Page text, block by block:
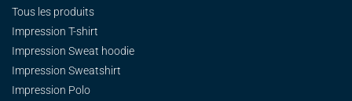
Tous les produits
Impression T-shirt
Impression Sweat hoodie
Impression Sweatshirt
Impression Polo